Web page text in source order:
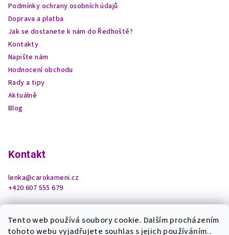
Tento web používá soubory cookie. Dalším procházením
tohoto webu vyjadřujete souhlas s jejich používáním..
Podmínky ochrany osobních údajů
Doprava a platba
Jak se dostanete k nám do Ředhoště?
Kontakty
Napište nám
Hodnocení obchodu
Rady a tipy
Aktuálně
Blog
Kontakt
lenka@carokameni.cz
+420 607 555 679